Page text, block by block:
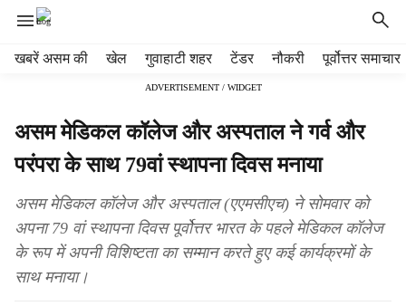
खबरें असम की खेल गुवाहाटी शहर टेंडर नौकरी पूर्वोत्तर समाचार
ADVERTISEMENT / WIDGET
असम मेडिकल कॉलेज और अस्पताल ने गर्व और
परंपरा के साथ 79वां स्थापना दिवस मनाया
असम मेडिकल कॉलेज और अस्पताल (एएमसीएच) ने सोमवार को
अपना 79 वां स्थापना दिवस पूर्वोत्तर भारत के पहले मेडिकल कॉलेज
के रूप में अपनी विशिष्टता का सम्मान करते हुए कई कार्यक्रमों के
साथ मनाया।